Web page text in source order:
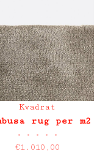
Kvadrat
rug per m2
• • • • •
€1.010,00